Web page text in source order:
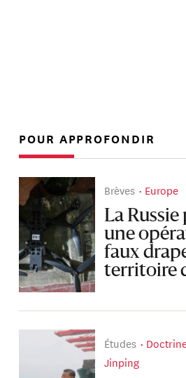
POUR APPROFONDIR
Brèves Europe
La
une
faux
territoire
Études
Jinping